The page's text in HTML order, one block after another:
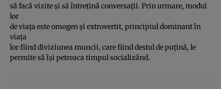
să facă vizite şi să întreţină conversaţii. Prin urmare, modul
lor
de viaţa este omogen şi extrovertit, principiul dominant în
viaţa
lor fiind diviziunea muncii, care fiind destul de puţină, le
permite să îşi petreaca timpul socializând.